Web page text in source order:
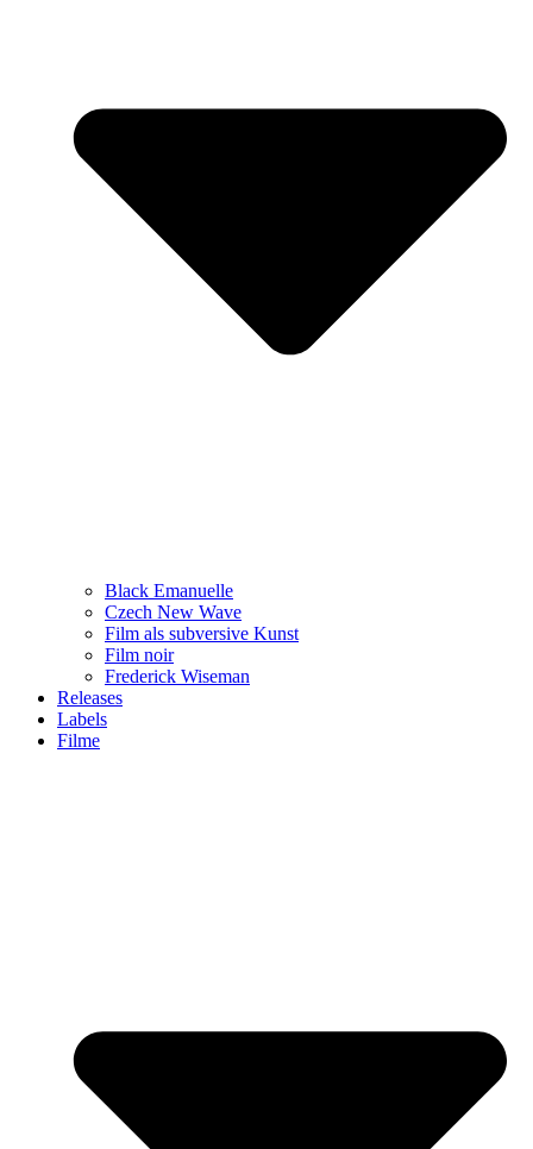
Black Emanuelle
Czech New Wave
Film als subversive Kunst
Film noir
Frederick Wiseman
Releases
Labels
Filme